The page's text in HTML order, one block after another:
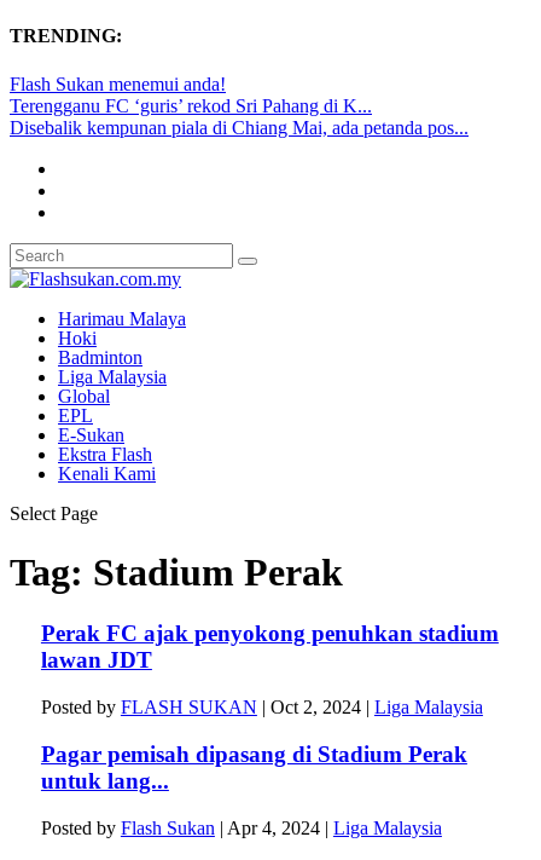
TRENDING:
Flash Sukan menemui anda!
Terengganu FC ‘guris’ rekod Sri Pahang di K...
Disebalik kempunan piala di Chiang Mai, ada petanda pos...
Harimau Malaya
Hoki
Badminton
Liga Malaysia
Global
EPL
E-Sukan
Ekstra Flash
Kenali Kami
Select Page
Tag: Stadium Perak
Perak FC ajak penyokong penuhkan stadium
lawan JDT
Posted by FLASH SUKAN | Oct 2, 2024| Liga Malaysia
Pagar pemisah dipasang di Stadium Perak
untuk lang...
Posted by Flash Sukan | Apr 4, 2024| Liga Malaysia